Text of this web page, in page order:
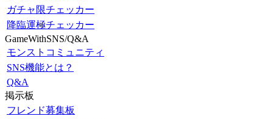
ガチャ限チェッカー
降臨運極チェッカー
GameWithSNS/Q&A
モンストコミュニティ
SNS機能とは？
Q&A
掲示板
フレンド募集板